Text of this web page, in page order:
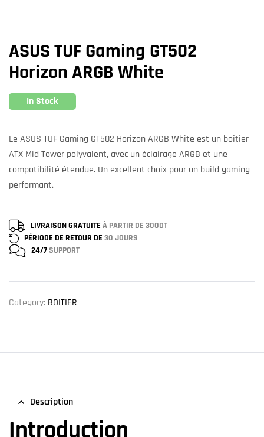
ASUS TUF Gaming GT502
Horizon ARGB White
In Stock
Le ASUS TUF Gaming GT502 Horizon ARGB White est un boîtier
ATX Mid Tower polyvalent, avec un éclairage ARGB et une
compatibilité étendue. Un excellent choix pour un build gaming
performant.
LIVRAISON GRATUITE À PARTIR DE 300DT
PÉRIODE DE RETOUR DE 30 JOURS
24/7SUPPORT
Category: BOITIER
Description
Introduction